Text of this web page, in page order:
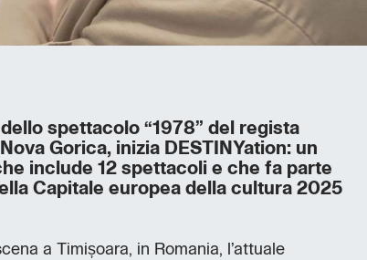
spettacolo “1978” del regista
Gorica, inizia DESTINYation: un
include 12 spettacoli e che fa parte
Capitale europea della cultura 2025
a Timișoara, in Romania, l’attuale